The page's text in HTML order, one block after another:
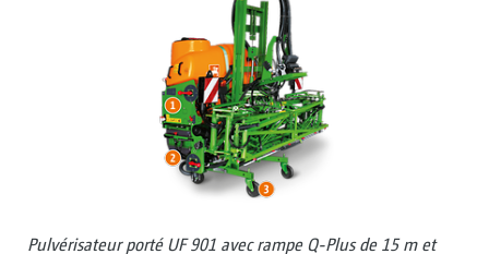
Pulvérisateur porté UF 901 avec rampe Q-Plus de 15 m et